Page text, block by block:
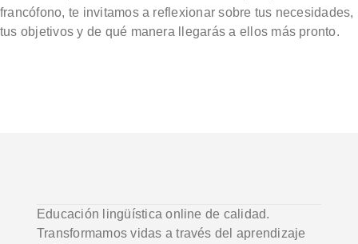
francófono, te invitamos a reflexionar sobre tus necesidades,
tus objetivos y de qué manera llegarás a ellos más pronto.
Educación lingüística online de calidad.
Transformamos vidas a través del aprendizaje